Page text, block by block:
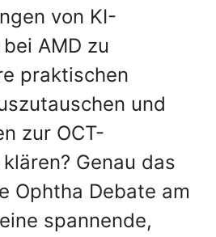
von KI-
AMD zu
praktischen
und
zur OCT-
Genau das
Ophtha Debate am
spannende,